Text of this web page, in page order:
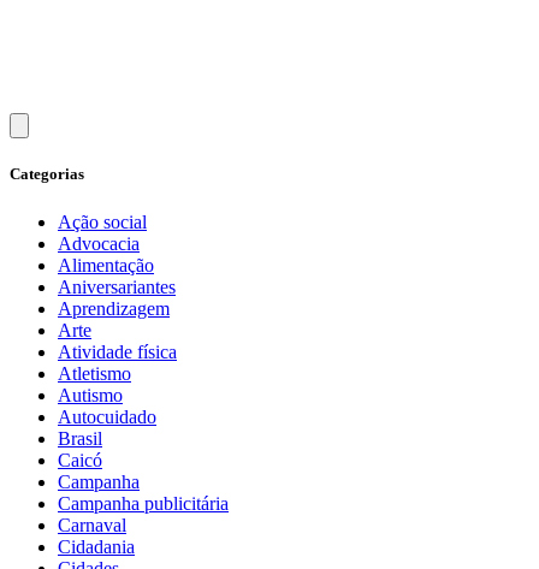
Categorias
Ação social
Advocacia
Alimentação
Aniversariantes
Aprendizagem
Arte
Atividade física
Atletismo
Autismo
Autocuidado
Brasil
Caicó
Campanha
Campanha publicitária
Carnaval
Cidadania